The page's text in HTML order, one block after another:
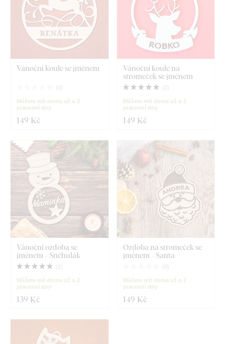
Vánoční koule se jménem
( 0)
Můžete mít doma už o 2
pracovní dny
149 Kč
Vánoční koule na
stromeček se jménem
( 2)
Můžete mít doma už o 2
pracovní dny
149 Kč
Vánoční ozdoba se
jménem - Sněhulák
( 2)
Můžete mít doma už o 2
pracovní dny
139 Kč
Ozdoba na stromeček se
jménem - Santa
( 0)
Můžete mít doma už o 2
pracovní dny
149 Kč